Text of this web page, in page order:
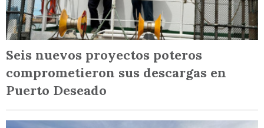
Seis nuevos proyectos poteros
comprometieron sus descargas en
Puerto Deseado